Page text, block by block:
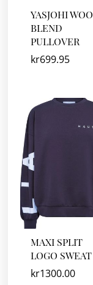
YASJOHI
BLEND
PULLOVER
kr699.95
MAXI SPLIT
LOGO SWEAT
kr1300.00